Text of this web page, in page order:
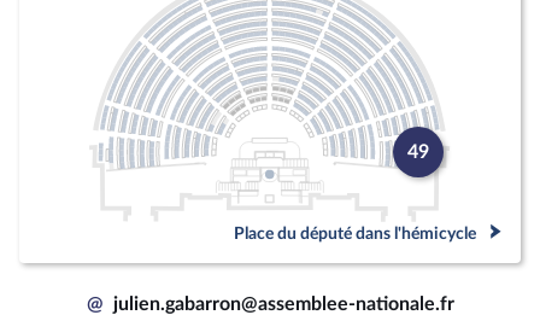
49
Place du député dans l'hémicycle
@ julien.gabarron@assemblee-nationale.fr